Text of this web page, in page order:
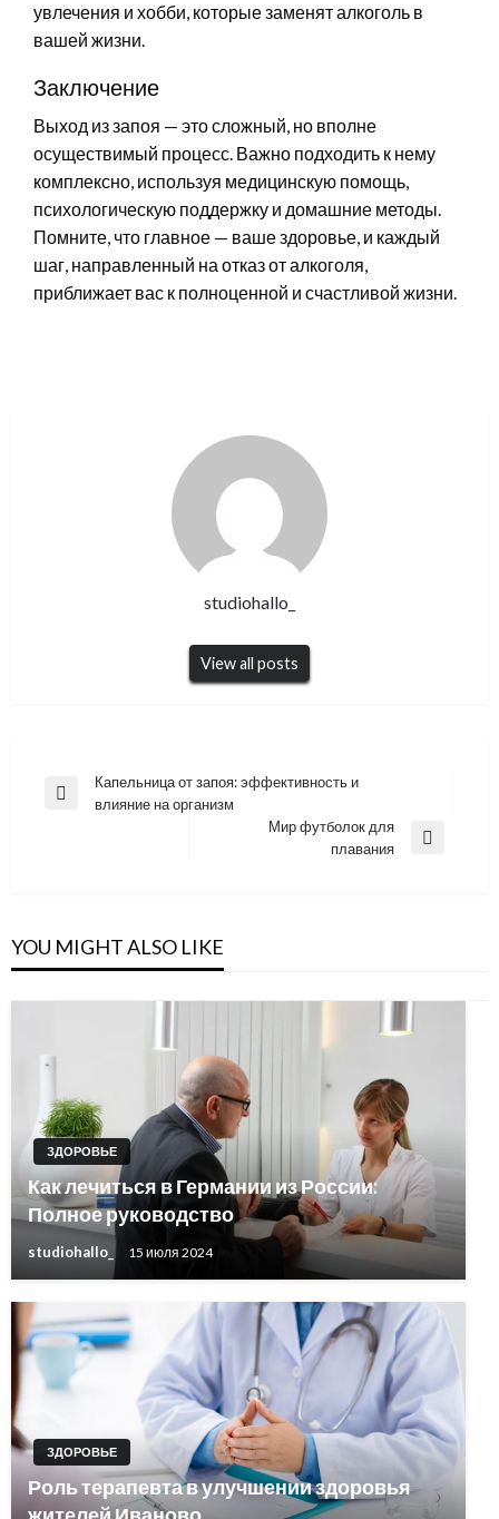
увлечения и хобби, которые заменят алкоголь в
вашей жизни.
Заключение
Выход из запоя — это сложный, но вполне
осуществимый процесс. Важно подходить к нему
комплексно, используя медицинскую помощь,
психологическую поддержку и домашние методы.
Помните, что главное — ваше здоровье, и каждый
шаг, направленный на отказ от алкоголя,
приближает вас к полноценной и счастливой жизни.
studiohallo_
View all posts
Навигация
Previous
Капельница от запоя: эффективность и
влияние на организм
Мир футболок для
плавания
YOU MIGHT ALSO LIKE
ЗДОРОВЬЕ
Как лечиться в Германии из России:
Полное руководство
studiohallo_ 15 июля 2024
ЗДОРОВЬЕ
Роль терапевта в улучшении здоровья